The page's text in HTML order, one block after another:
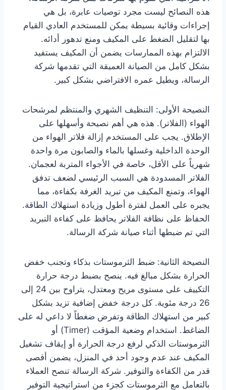
هذه النصائح ليست مجرد توصيات عابرة، بل هي
إجراءات وقائية بسيطة يمكن للمستخدم العادي القيام
بها لتقليل الضغط على المكيف ومنع تدهور أدائه.
الالتزام بهذه الممارسات يضمن أن المكيف يستفيد
بشكل كامل من الصيانة العميقة التي تقدمها شركة
الرسالة، ويطيل عمره الافتراضي بشكل كبير.
النصيحة الأولى: التنظيف الشهري والمنتظم لمرشحات
الهواء (الفلاتر). هذه هي أهم نصيحة وأسهلها على
الإطلاق. يجب على المستخدم إزالة فلاتر الهواء من
الوحدة الداخلية وغسلها بالماء والصابون مرة واحدة
شهرياً على الأقل، خاصة في الأجواء المتربة لعجمان.
الفلاتر المسدودة هي السبب الرئيسي لضعف تدفق
الهواء، وتمنع المكيف من تبريد الغرفة بكفاءة، مما
يجبره على العمل لفترة أطول وزيادة استهلاك الطاقة.
الحفاظ على نظافة الفلاتر يحافظ على كفاءة التبريد
التي تم ضبطها أثناء صيانة شركة الرسالة.
النصيحة الثانية: ضبط الثرموستات بذكاء وتجنب خفض
الحرارة بشكل مبالغ فيه. ينصح بضبط درجة حرارة
التكييف على مستوى مريح ومعتدل، يتراوح بين 24 إلى
26 درجة مئوية. كل درجة خفض إضافية تزيد بشكل
كبير من استهلاك الطاقة وتفرض ضغطاً لا داعي له على
الضاغط. استخدام وضعية المؤقت (Timer) أو
الثرموستات الذكي لرفع درجة الحرارة أو إيقاف تشغيل
المكيف عند عدم وجود أحد في المنزل، يضمن أقصى
قدر من الكفاءة والتوفير. شركة الرسالة تنصح العملاء
بالتعامل مع الثرموستات كجزء من استراتيجية التوفير